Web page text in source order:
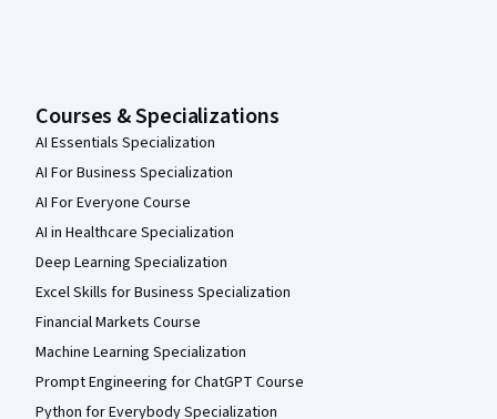
Courses & Specializations
AI Essentials Specialization
AI For Business Specialization
AI For Everyone Course
AI in Healthcare Specialization
Deep Learning Specialization
Excel Skills for Business Specialization
Financial Markets Course
Machine Learning Specialization
Prompt Engineering for ChatGPT Course
Python for Everybody Specialization